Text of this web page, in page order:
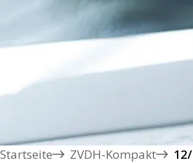
Startseite ZVDH-Kompakt